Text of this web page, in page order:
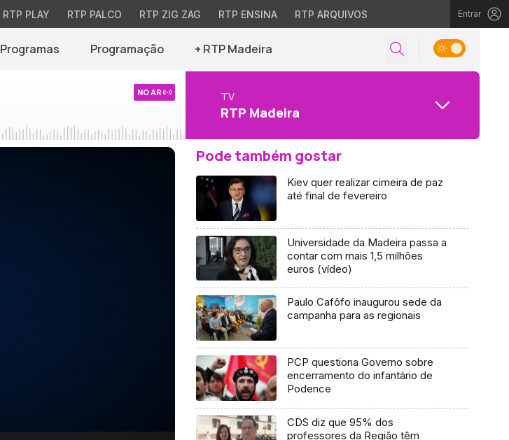
RTP PLAY RTP PALCO RTP ZIG ZAG RTP ENSINA RTP ARQUIVOS Entrar
Programas Programação + RTP Madeira
NO AR TV
RTP Madeira
Pode também gostar
Kiev quer realizar cimeira de paz
até final de fevereiro
Universidade da Madeira passa a
contar com mais 1,5 milhões
euros (vídeo)
Paulo Cafôfo inaugurou sede da
campanha para as regionais
PCP questiona Governo sobre
encerramento do infantário de
Podence
CDS diz que 95% dos
professores da Região têm